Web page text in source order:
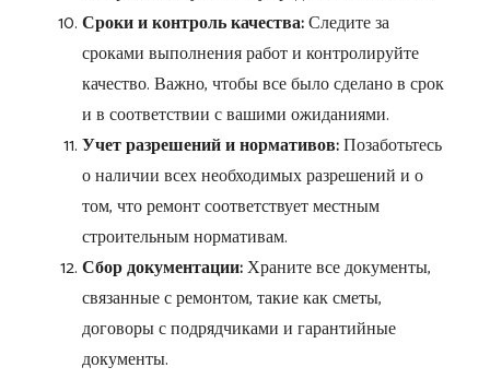
Сроки и контроль качества:Следите за
сроками выполнения работ и контролируйте
качество. Важно, чтобы все было сделано в срок
и в соответствии с вашими ожиданиями.
Учет разрешений и нормативов:Позаботьтесь
о наличии всех необходимых разрешений и о
том, что ремонт соответствует местным
строительным нормативам.
Сбор документации:Храните все документы,
связанные с ремонтом, такие как сметы,
договоры с подрядчиками и гарантийные
документы.